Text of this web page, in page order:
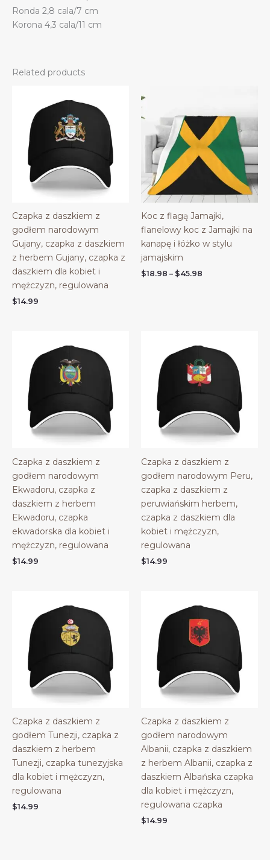
Ronda 2,8 cala/7 cm
Korona 4,3 cala/11 cm
Related products
Czapka z daszkiem z
godłem narodowym
Gujany, czapka z daszkiem
z herbem Gujany, czapka z
daszkiem dla kobiet i
mężczyzn, regulowana
$14.99
Koc z flagą Jamajki,
flanelowy koc z Jamajki na
kanapę i łóżko w stylu
jamajskim
$18.98 – $45.98
Czapka z daszkiem z
godłem narodowym
Ekwadoru, czapka z
daszkiem z herbem
Ekwadoru, czapka
ekwadorska dla kobiet i
mężczyzn, regulowana
$14.99
Czapka z daszkiem z
godłem narodowym Peru,
czapka z daszkiem z
peruwiańskim herbem,
czapka z daszkiem dla
kobiet i mężczyzn,
regulowana
$14.99
Czapka z daszkiem z
godłem Tunezji, czapka z
daszkiem z herbem
Tunezji, czapka tunezyjska
dla kobiet i mężczyzn,
regulowana
$14.99
Czapka z daszkiem z
godłem narodowym
Albanii, czapka z daszkiem
z herbem Albanii, czapka z
daszkiem Albańska czapka
dla kobiet i mężczyzn,
regulowana czapka
$14.99